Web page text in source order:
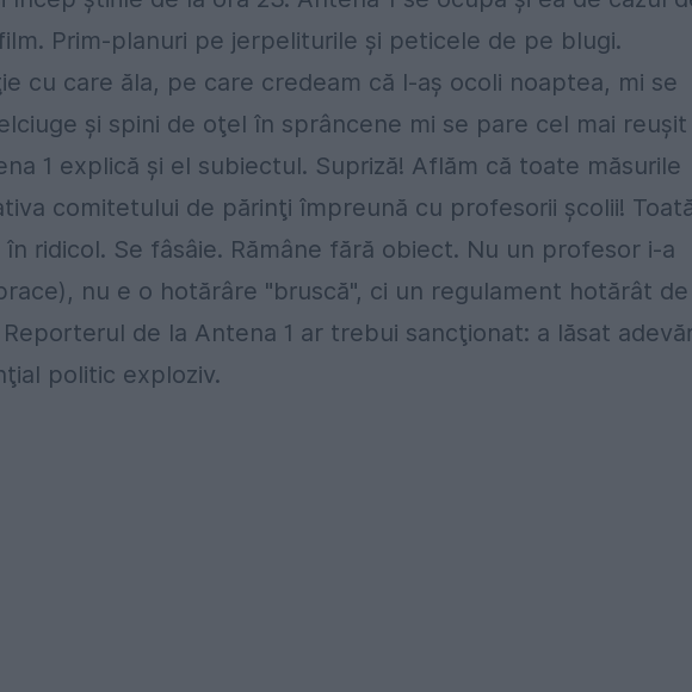
Prim-planuri pe jerpeliturile şi peticele de pe blugi.
cu care ăla, pe care credeam că l-aş ocoli noaptea, mi se
şi spini de oţel în sprâncene mi se pare cel mai reuşit
1 explică şi el subiectul. Supriză! Aflăm că toate măsurile
comitetului de părinţi împreună cu profesorii şcolii!
ridicol. Se fâsâie. Rămâne fără obiect. Nu un profesor i-a
nu e o hotărâre "bruscă", ci un regulament hotărât de
de la Antena 1 ar trebui sancţionat: a lăsat
politic exploziv.